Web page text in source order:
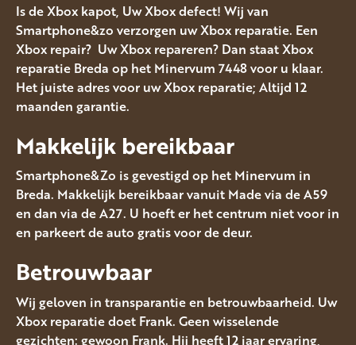
Is de Xbox kapot, Uw Xbox defect! Wij van
Smartphone&zo verzorgen uw Xbox reparatie. Een
Xbox repair? Uw Xbox repareren? Dan staat Xbox
reparatie Breda op het Minervum 7448 voor u klaar.
Het juiste adres voor uw Xbox reparatie; Altijd 12
maanden garantie.
Makkelijk bereikbaar
Smartphone&Zo is gevestigd op het Minervum in
Breda. Makkelijk bereikbaar vanuit Made via de A59
en dan via de A27. U hoeft er het centrum niet voor in
en parkeert de auto gratis voor de deur.
Betrouwbaar
Wij geloven in transparantie en betrouwbaarheid. Uw
Xbox reparatie doet Frank. Geen wisselende
gezichten: gewoon Frank. Hij heeft 12 jaar ervaring,